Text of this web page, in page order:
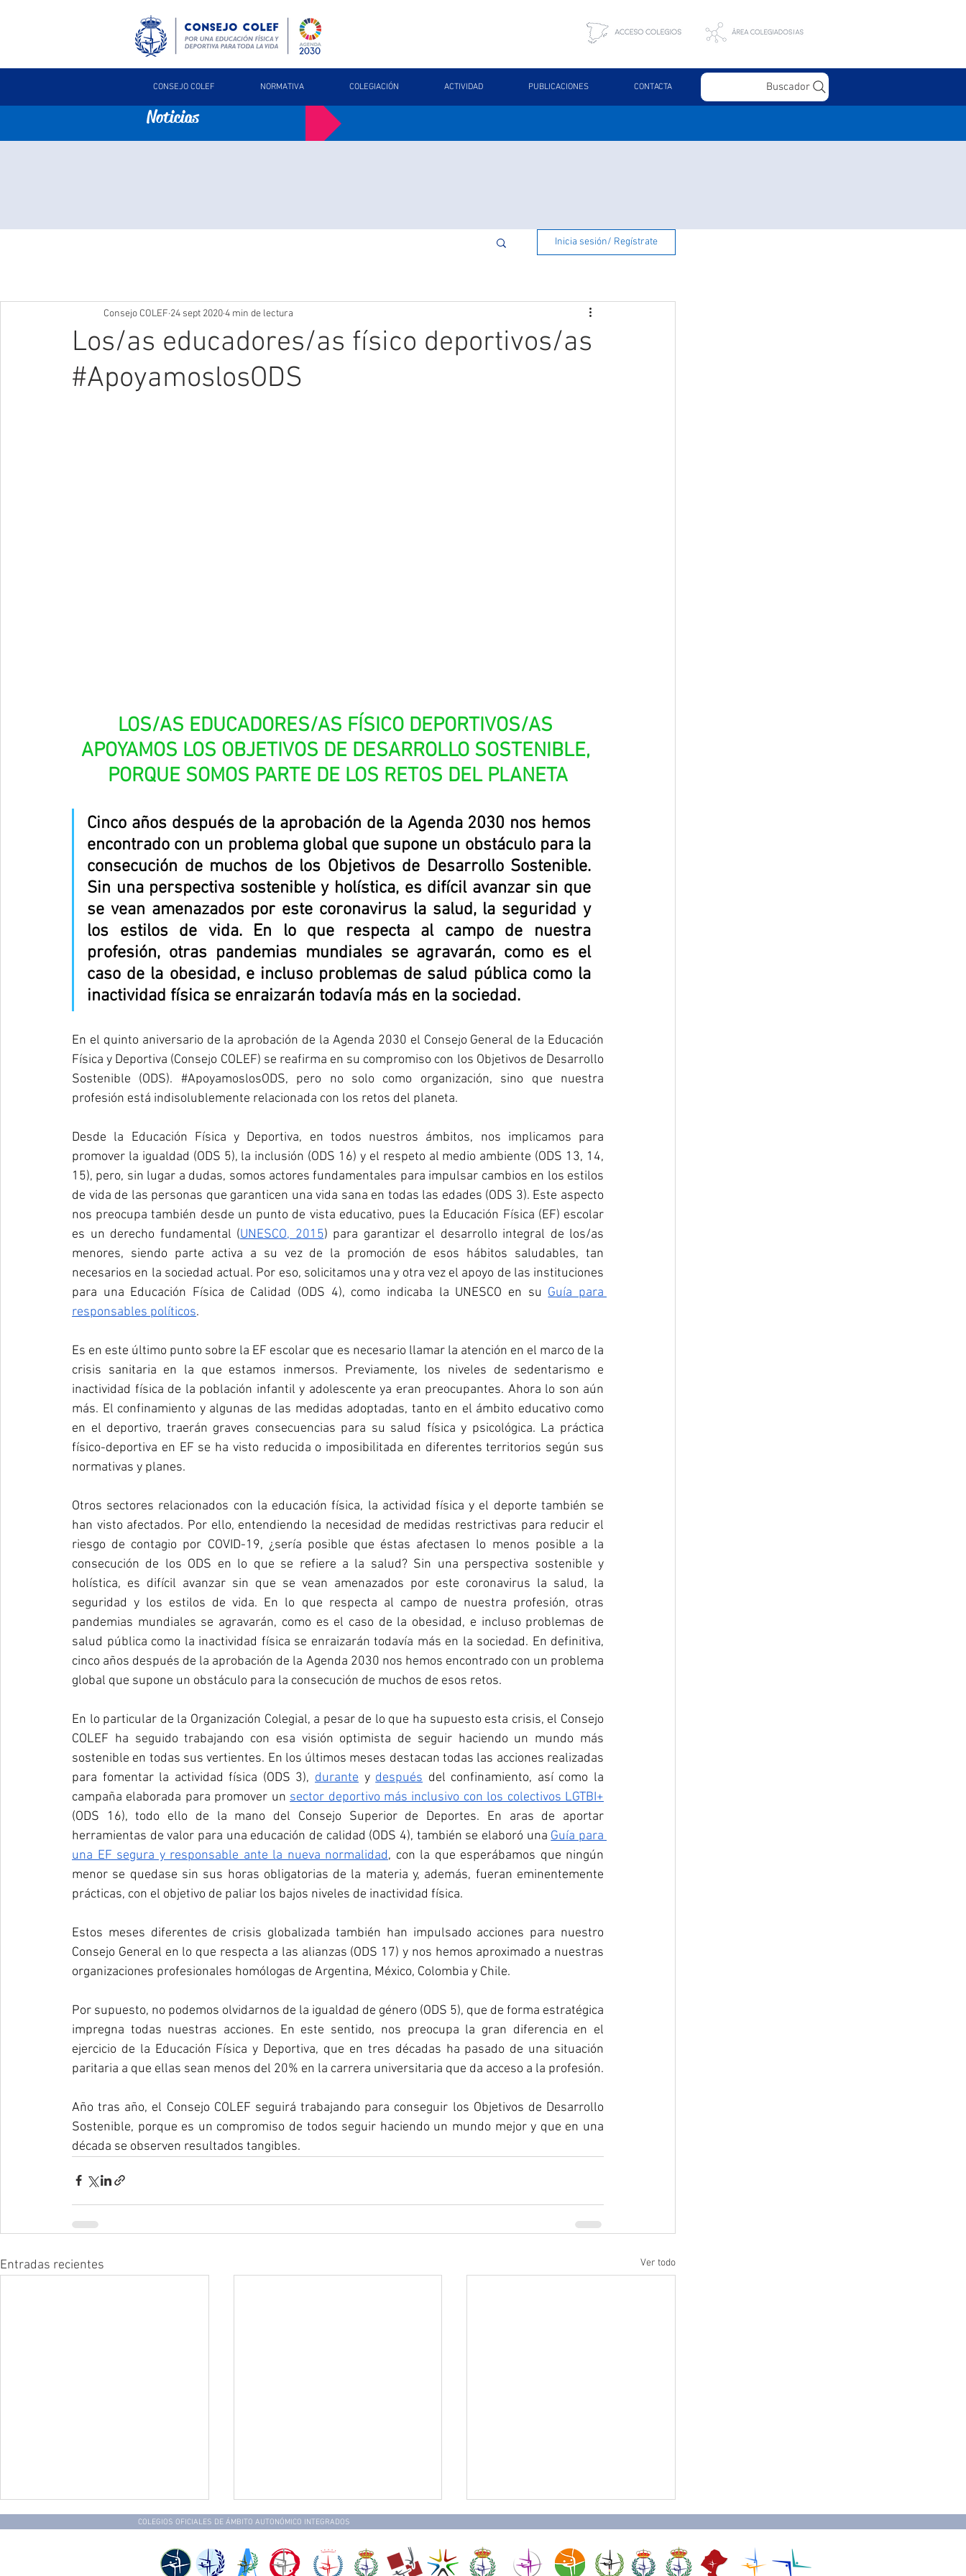
CONSEJO COLEF NORMATIVA COLEGIACIÓN ACTIVIDAD PUBLICACIONES CONTACTA Buscador
Noticias
Inicia sesión/ Regístrate
Los/as educadores/as físico deportivos/as
#ApoyamoslosODS
Consejo COLEF 24 sept 20204 min de lectura
LOS/AS EDUCADORES/AS FÍSICO DEPORTIVOS/AS
APOYAMOS LOS OBJETIVOS DE DESARROLLO SOSTENIBLE,
PORQUE SOMOS PARTE DE LOS RETOS DEL PLANETA
Cinco años después de la aprobación de la Agenda 2030 nos hemos
encontrado con un problema global que supone un obstáculo para la
consecución de muchos de los Objetivos de Desarrollo Sostenible.
Sin una perspectiva sostenible y holística, es difícil avanzar sin que
se vean amenazados por este coronavirus la salud, la seguridad y
los estilos de vida. En lo que respecta al campo de nuestra
profesión, otras pandemias mundiales se agravarán, como es el
caso de la obesidad, e incluso problemas de salud pública como la
inactividad física se enraizarán todavía más en la sociedad.
En el quinto aniversario de la aprobación de la Agenda 2030 el Consejo General de la Educación
Física y Deportiva (Consejo COLEF) se reafirma en su compromiso con los Objetivos de Desarrollo
Sostenible (ODS). #ApoyamoslosODS, pero no solo como organización, sino que nuestra
profesión está indisolublemente relacionada con los retos del planeta.
Desde la Educación Física y Deportiva, en todos nuestros ámbitos, nos implicamos para
promover la igualdad (ODS 5), la inclusión (ODS 16) y el respeto al medio ambiente (ODS 13, 14,
15), pero, sin lugar a dudas, somos actores fundamentales para impulsar cambios en los estilos
de vida de las personas que garanticen una vida sana en todas las edades (ODS 3). Este aspecto
nos preocupa también desde un punto de vista educativo, pues la Educación Física (EF) escolar
es un derecho fundamental (UNESCO, 2015) para garantizar el desarrollo integral de los/as
menores, siendo parte activa a su vez de la promoción de esos hábitos saludables, tan
necesarios en la sociedad actual. Por eso, solicitamos una y otra vez el apoyo de las instituciones
para una Educación Física de Calidad (ODS 4), como indicaba la UNESCO en su Guía para
responsables políticos.
Es en este último punto sobre la EF escolar que es necesario llamar la atención en el marco de la
crisis sanitaria en la que estamos inmersos. Previamente, los niveles de sedentarismo e
inactividad física de la población infantil y adolescente ya eran preocupantes. Ahora lo son aún
más. El confinamiento y algunas de las medidas adoptadas, tanto en el ámbito educativo como
en el deportivo, traerán graves consecuencias para su salud física y psicológica. La práctica
físico-deportiva en EF se ha visto reducida o imposibilitada en diferentes territorios según sus
normativas y planes.
Otros sectores relacionados con la educación física, la actividad física y el deporte también se
han visto afectados. Por ello, entendiendo la necesidad de medidas restrictivas para reducir el
riesgo de contagio por COVID-19, ¿sería posible que éstas afectasen lo menos posible a la
consecución de los ODS en lo que se refiere a la salud? Sin una perspectiva sostenible y
holística, es difícil avanzar sin que se vean amenazados por este coronavirus la salud, la
seguridad y los estilos de vida. En lo que respecta al campo de nuestra profesión, otras
pandemias mundiales se agravarán, como es el caso de la obesidad, e incluso problemas de
salud pública como la inactividad física se enraizarán todavía más en la sociedad. En definitiva,
cinco años después de la aprobación de la Agenda 2030 nos hemos encontrado con un problema
global que supone un obstáculo para la consecución de muchos de esos retos.
En lo particular de la Organización Colegial, a pesar de lo que ha supuesto esta crisis, el Consejo
COLEF ha seguido trabajando con esa visión optimista de seguir haciendo un mundo más
sostenible en todas sus vertientes. En los últimos meses destacan todas las acciones realizadas
para fomentar la actividad física (ODS 3), durante y después del confinamiento, así como la
campaña elaborada para promover un sector deportivo más inclusivo con los colectivos LGTBI+
(ODS 16), todo ello de la mano del Consejo Superior de Deportes. En aras de aportar
herramientas de valor para una educación de calidad (ODS 4), también se elaboró una Guía para
una EF segura y responsable ante la nueva normalidad, con la que esperábamos que ningún
menor se quedase sin sus horas obligatorias de la materia y, además, fueran eminentemente
prácticas, con el objetivo de paliar los bajos niveles de inactividad física.
Estos meses diferentes de crisis globalizada también han impulsado acciones para nuestro
Consejo General en lo que respecta a las alianzas (ODS 17) y nos hemos aproximado a nuestras
organizaciones profesionales homólogas de Argentina, México, Colombia y Chile.
Por supuesto, no podemos olvidarnos de la igualdad de género (ODS 5), que de forma estratégica
impregna todas nuestras acciones. En este sentido, nos preocupa la gran diferencia en el
ejercicio de la Educación Física y Deportiva, que en tres décadas ha pasado de una situación
paritaria a que ellas sean menos del 20% en la carrera universitaria que da acceso a la profesión.
Año tras año, el Consejo COLEF seguirá trabajando para conseguir los Objetivos de Desarrollo
Sostenible, porque es un compromiso de todos seguir haciendo un mundo mejor y que en una
década se observen resultados tangibles.
Entradas recientes Ver todo
COLEGIOS OFICIALES DE ÁMBITO AUTONÓMICO INTEGRADOS